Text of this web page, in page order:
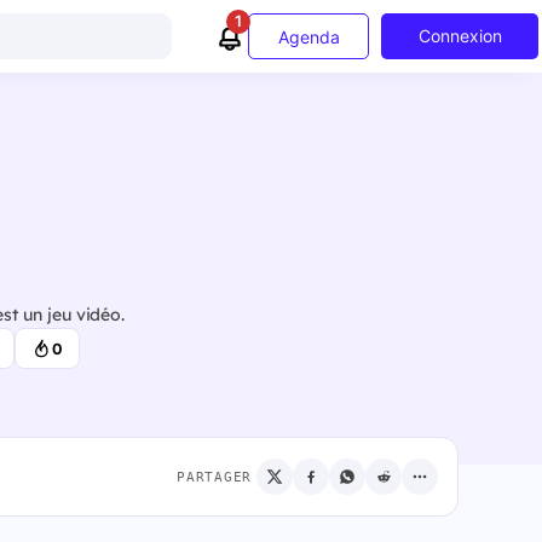
1
Agenda Connexion
un jeu vidéo.
0
PARTAGER